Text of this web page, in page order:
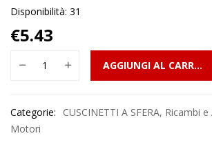
Disponibilità: 31
€5.43
AGGIUNGI AL CARRELLO
Categorie: CUSCINETTI A SFERA, Ricambi
Motori